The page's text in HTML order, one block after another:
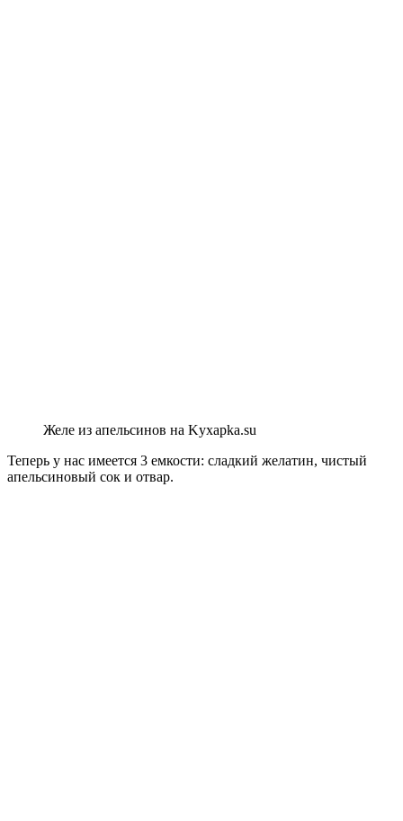
Желе из апельсинов на Kyxapka.su
Теперь у нас имеется 3 емкости: сладкий желатин, чистый
апельсиновый сок и отвар.